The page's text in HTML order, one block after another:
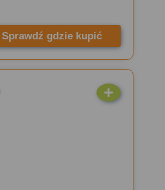
Sprawdź gdzie kupić